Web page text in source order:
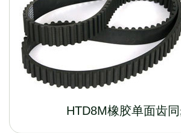
HTD8M橡胶单面齿